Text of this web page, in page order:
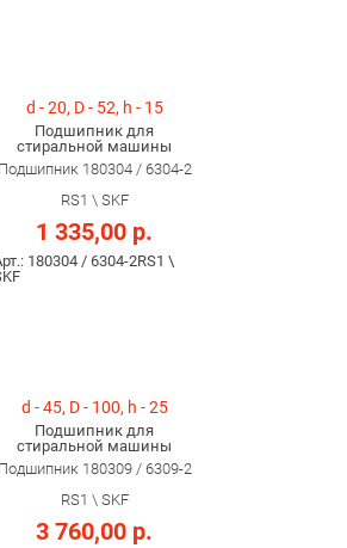
d - 20, D - 52, h - 15
Подшипник для
стиральной машины
Подшипник 180304 / 6304-2
RS1 \ SKF
1 335,00 р.
180304 / 6304-2RS1 \
d - 45, D - 100, h - 25
Подшипник для
стиральной машины
Подшипник 180309 / 6309-2
RS1 \ SKF
3 760,00 р.